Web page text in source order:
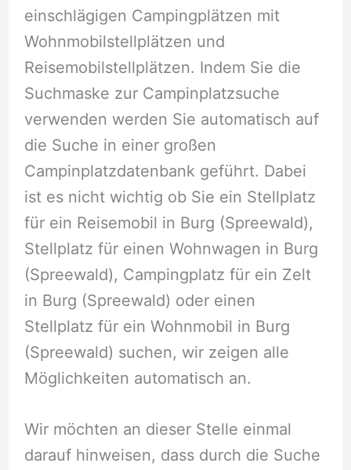
einschlägigen Campingplätzen mit
Wohnmobilstellplätzen und
Reisemobilstellplätzen. Indem Sie die
Suchmaske zur Campinplatzsuche
verwenden werden Sie automatisch auf
die Suche in einer großen
Campinplatzdatenbank geführt. Dabei
ist es nicht wichtig ob Sie ein Stellplatz
für ein Reisemobil in Burg (Spreewald),
Stellplatz für einen Wohnwagen in Burg
(Spreewald), Campingplatz für ein Zelt
in Burg (Spreewald) oder einen
Stellplatz für ein Wohnmobil in Burg
(Spreewald) suchen, wir zeigen alle
Möglichkeiten automatisch an.
Wir möchten an dieser Stelle einmal
darauf hinweisen, dass durch die Suche